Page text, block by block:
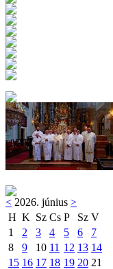
< 2026. június >
H K Sz Cs P Sz V
1
2 3 4 5 6
7
8
9 10 11 12 13 14
15 16 17 18 19 20 21